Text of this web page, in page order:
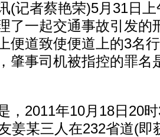
者蔡艳荣)5月31日上
了一起交通事故引发的
便道致使便道上的3名
肇事司机被指控的罪名
2011年10月18日20时
姜某三人在232省道(即